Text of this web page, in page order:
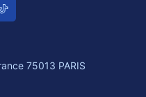
75013 PARIS